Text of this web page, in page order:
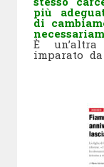
più
di
È
imparato